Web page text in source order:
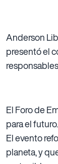
Anderson
presentó el
El Foro de
para el
El evento
planeta, y